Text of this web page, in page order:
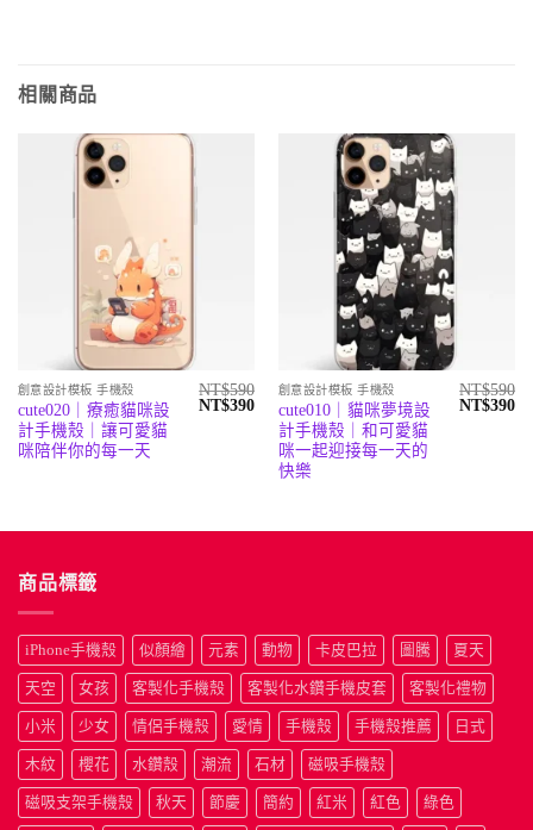
相關商品
創意設計模板 手機殼
cute020｜療癒貓咪設
計手機殼｜讓可愛貓
咪陪伴你的每一天
NT$590
原
NT$390目
格：
NT$390。
創意設計模板 手機殼
cute010｜貓咪夢境設
計手機殼｜和可愛貓
咪一起迎接每一天的
快樂
NT$590
原
NT$390目
商品標籤
iPhone手機殼 似顏繪 元素 動物 卡皮巴拉 圖騰 夏天
天空 女孩 客製化手機殼 客製化水鑽手機皮套 客製化禮物
小米 少女 情侶手機殼 愛情 手機殼 手機殼推薦 日式
木紋 櫻花 水鑽殼 潮流 石材 磁吸手機殼
磁吸支架手機殼 秋天 節慶 簡約 紅米 紅色 綠色